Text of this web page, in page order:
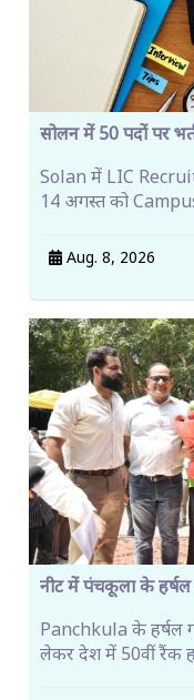
सोलन में 50 पदों पर
Solan में LIC
14 अगस्त को
Aug. 8, 2026
नीट में पंचकूला के हर्षल
Panchkula के हर्षल
लेकर देश में 50वीं रैंक